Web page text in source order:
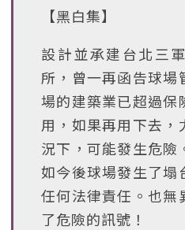
【黑白集】
設計並承建台北三
所，曾一再函告球場
場的建築業已超過保
用，如果再用下去，
況下，可能發生危險
如今後球場發生了塌
任何法律責任。也無
了危險的訊號！